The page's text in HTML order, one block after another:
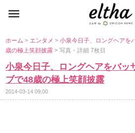
ホーム> エンタメ>小泉今日子、ロングヘア
歳の極上笑顔披露> 写真・詳細 7枚目
小泉今日子、ロングヘアをバ
ブで48歳の極上笑顔披露
2014-03-14 09:00